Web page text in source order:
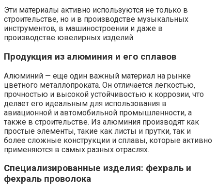
Эти материалы активно используются не только в
строительстве, но и в производстве музыкальных
инструментов, в машиностроении и даже в
производстве ювелирных изделий.
Продукция из алюминия и его сплавов
Алюминий — еще один важный материал на рынке
цветного металлопроката. Он отличается легкостью,
прочностью и высокой устойчивостью к коррозии, что
делает его идеальным для использования в
авиационной и автомобильной промышленности, а
также в строительстве. Из алюминия производят как
простые элементы, такие как листы и прутки, так и
более сложные конструкции и сплавы, которые активно
применяются в самых разных отраслях.
Специализированные изделия: фехраль и
фехраль проволока